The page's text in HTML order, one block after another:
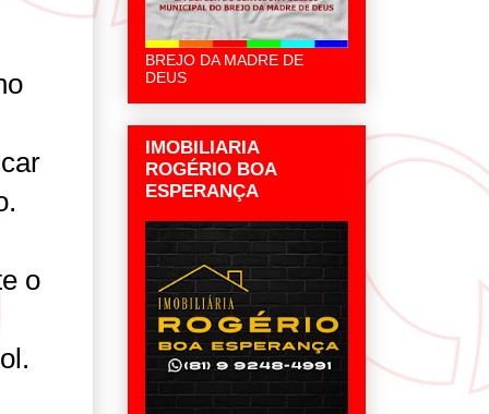
o
BREJO DA MADRE DE
DEUS
IMOBILIARIA
ROGÉRIO BOA
ESPERANÇA